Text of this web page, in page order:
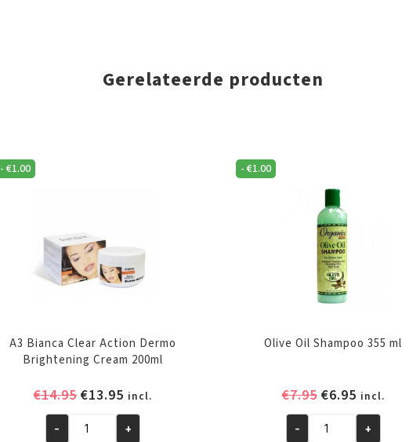
Gerelateerde producten
-€1.00
A3 Bianca Clear Action Dermo
Brightening Cream 200ml
€14.95Oorspronkelijke
was:
€13.95 Huidige
prijs
is:
incl.
A3 - +
- €1.00
Olive Oil Shampoo 355 ml
€7.95 Oorspronkelijke
was:
€6.95Huidige
prijs
is:
incl.
Olive
- +